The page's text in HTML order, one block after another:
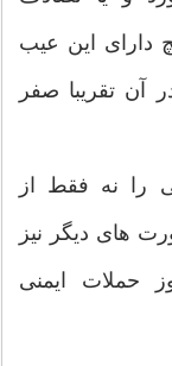
دارای این عیب
آن تقریبا صفر
را نه فقط از
های دیگر نیز
حملات ایمنی